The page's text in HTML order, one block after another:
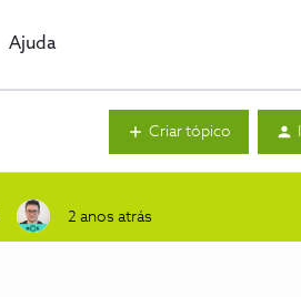
Ajuda
Criar tópico
2 anos atrás